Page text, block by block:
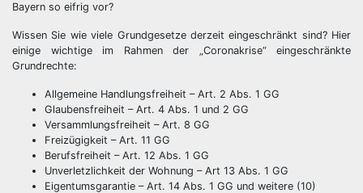
Bayern so eifrig vor?
Wissen Sie wie viele Grundgesetze derzeit eingeschränkt sind? Hier
einige wichtige im Rahmen der „Coronakrise“ eingeschränkte
Grundrechte:
Allgemeine Handlungsfreiheit – Art. 2 Abs. 1 GG
Glaubensfreiheit – Art. 4 Abs. 1 und 2 GG
Versammlungsfreiheit – Art. 8 GG
Freizügigkeit – Art. 11 GG
Berufsfreiheit – Art. 12 Abs. 1 GG
Unverletzlichkeit der Wohnung – Art 13 Abs. 1 GG
Eigentumsgarantie – Art. 14 Abs. 1 GG und weitere (10)